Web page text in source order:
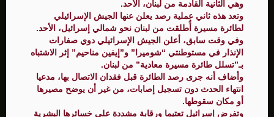
وهي الثانية القادمة من لبنان، الأحد.
وتعد هذه ثاني عملية رصد يعلن عنها الجيش الإسرائيلي
لطائرة مسيرة أُطلقت من لبنان نحو شمالي إسرائيل، الأحد.
وفي وقت سابق، أعلن الجيش الإسرائيلي دوي صفارات
الإنذار في مستوطنتي “شوميرا” و”إيفين مناحيم” إثر الاشتباه
بـ”تسلل طائرة مسيرة معادية” من لبنان.
وأضاف أنه جرى رصد الطائرة قبل فقدان الاتصال بها، مدعيا
انتهاء الحدث دون تسجيل إصابات، من غير أن يوضح مصيرها
أو مكان سقوطها.
وتفرض إسرائيل تعتيما ورقابة مشددة على خسائرها البشرية